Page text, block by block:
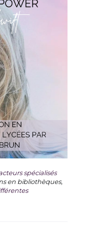
spécialisés
en bibliothèques,